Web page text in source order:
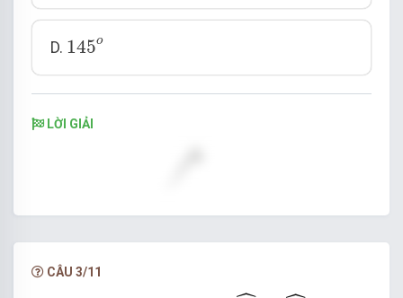
D. 145o
145o
LỜI GIẢI
CÂU 3/11
A4 B4^